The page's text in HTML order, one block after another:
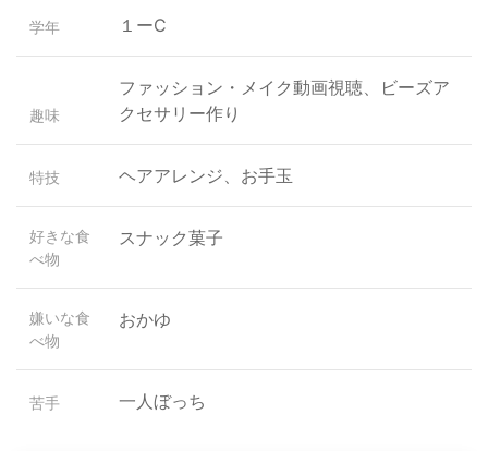
学年 １ーC
趣味
ファッション・メイク動画視聴、ビーズア
クセサリー作り
特技 ヘアアレンジ、お手玉
好きな食
べ物
スナック菓子
嫌いな食
べ物
おかゆ
苦手 一人ぼっち